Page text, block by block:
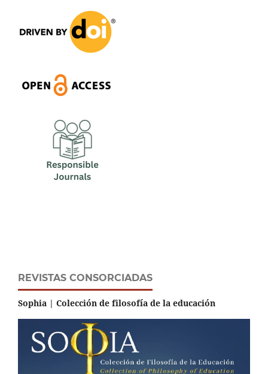
REVISTAS CONSORCIADAS
Sophia | Colección de filosofía de la educación